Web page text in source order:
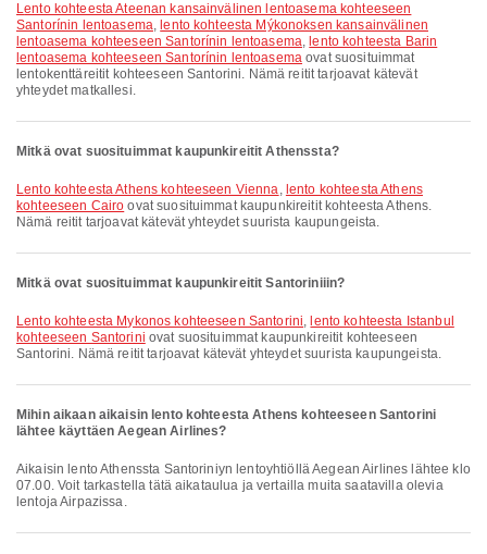
lento kohteesta Ateenan kansainvälinen lentoasema kohteeseen
Santorínin lentoasema, lento kohteesta Mýkonoksen kansainvälinen
lentoasema kohteeseen Santorínin lentoasema, lento kohteesta Barin
lentoasema kohteeseen Santorínin lentoasema ovat suosituimmat
lentokenttäreitit kohteeseen Santorini. Nämä reitit tarjoavat kätevät
yhteydet matkallesi.
Mitkä ovat suosituimmat kaupunkireitit Athenssta?
lento kohteesta Athens kohteeseen Vienna, lento kohteesta Athens
kohteeseen Cairo ovat suosituimmat kaupunkireitit kohteesta Athens.
Nämä reitit tarjoavat kätevät yhteydet suurista kaupungeista.
Mitkä ovat suosituimmat kaupunkireitit Santoriniiin?
lento kohteesta Mykonos kohteeseen Santorini, lento kohteesta Istanbul
kohteeseen Santorini ovat suosituimmat kaupunkireitit kohteeseen
Santorini. Nämä reitit tarjoavat kätevät yhteydet suurista kaupungeista.
Mihin aikaan aikaisin lento kohteesta Athens kohteeseen Santorini
lähtee käyttäen Aegean Airlines?
Aikaisin lento Athenssta Santoriniyn lentoyhtiöllä Aegean Airlines lähtee klo
07.00. Voit tarkastella tätä aikataulua ja vertailla muita saatavilla olevia
lentoja Airpazissa.